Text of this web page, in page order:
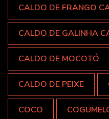
CALDO DE FRANGO
CALDO DE GALINHA
CALDO DE MOCOTÓ
CALDO DE PEIXE
COCO